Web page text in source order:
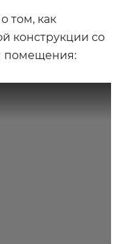
том, как
конструкции со
помещения: